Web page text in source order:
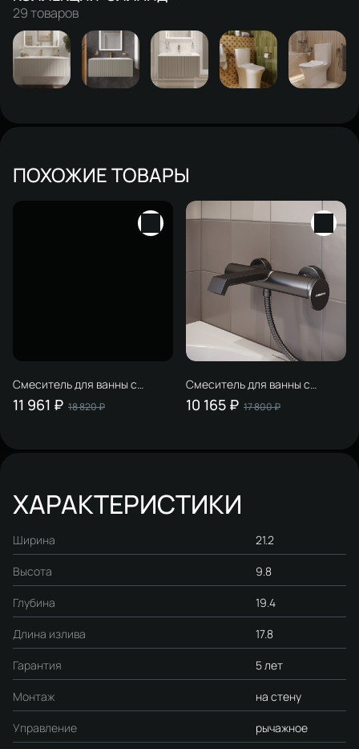
29 товаров
ПОХОЖИЕ ТОВАРЫ
Смеситель для ванны с
душем STWORKI Лерум
S04100CR хром, латунь,
11 961 ₽ 18 820 ₽
Смеситель для ванны с
душем STWORKI Лерум
S04100GB вороненая сталь,
10 165 ₽ 17 800 ₽
ХАРАКТЕРИСТИКИ
Ширина 21.2
Высота 9.8
Глубина 19.4
Длина излива 17.8
Гарантия 5 лет
Монтаж на стену
Управление рычажное